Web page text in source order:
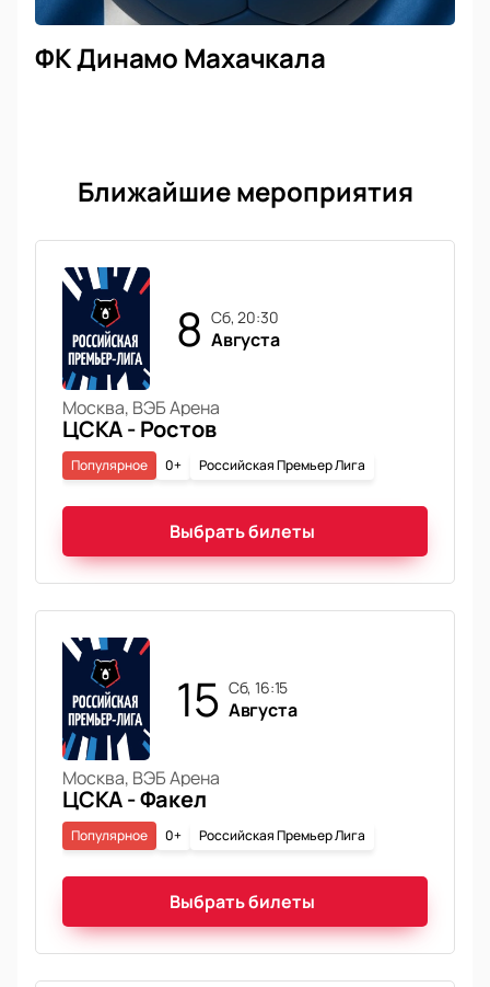
ФК Динамо Махачкала
Ближайшие мероприятия
8 сб, 20:30
Августа
Москва, ВЭБ Арена
ЦСКА - Ростов
0+ Российская Премьер Лига
Популярное
Выбрать билеты
15 сб, 16:15
Августа
Москва, ВЭБ Арена
ЦСКА - Факел
0+ Российская Премьер Лига
Популярное
Выбрать билеты